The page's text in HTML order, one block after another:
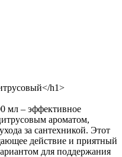
h1>
мл – эффективное
ароматом,
за сантехникой. Этот
действие и приятный
для поддержания